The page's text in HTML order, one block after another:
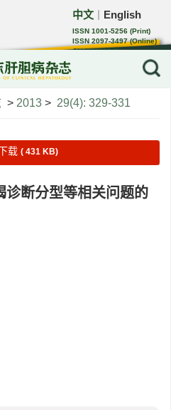
中文 English
ISSN 1001-5256 (Print)
ISSN 2097-3497 (Online)
CN 22-1108/R
> 2013 > 29(4): 329-331
载 ( 431 KB)
诊断分型等相关问题的